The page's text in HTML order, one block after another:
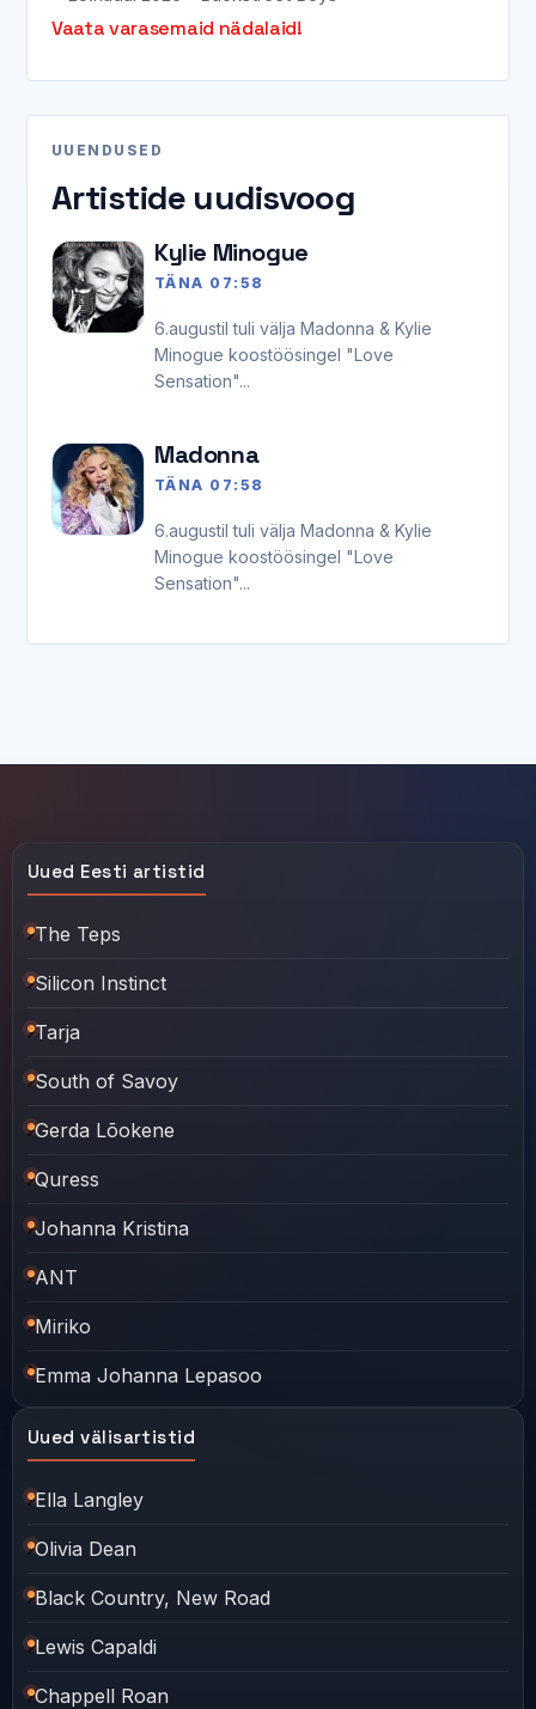
Vaata varasemaid nädalaid!
UUENDUSED
Artistide uudisvoog
TÄNA 07:58
Kylie Minogue
6.augustil tuli välja Madonna & Kylie
Minogue koostöösingel "Love
Sensation"...
TÄNA 07:58
Madonna
6.augustil tuli välja Madonna & Kylie
Minogue koostöösingel "Love
Sensation"...
Uued Eesti artistid
The Teps
Silicon Instinct
Tarja
South of Savoy
Gerda Lõokene
Quress
Johanna Kristina
ANT
Miriko
Emma Johanna Lepasoo
Uued välisartistid
Ella Langley
Olivia Dean
Black Country, New Road
Lewis Capaldi
Chappell Roan